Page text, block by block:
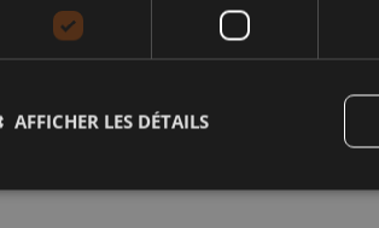
AFFICHER LES DÉTAILS